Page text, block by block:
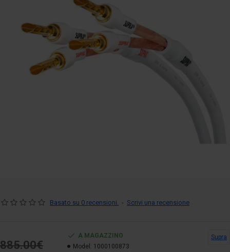
Basato su 0 recensioni. - Scrivi una recensione
885.00€
A MAGAZZINO
Model: 1000100873
Supra